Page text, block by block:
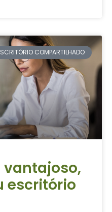
COMPARTILHADO
vantajoso,
escritório